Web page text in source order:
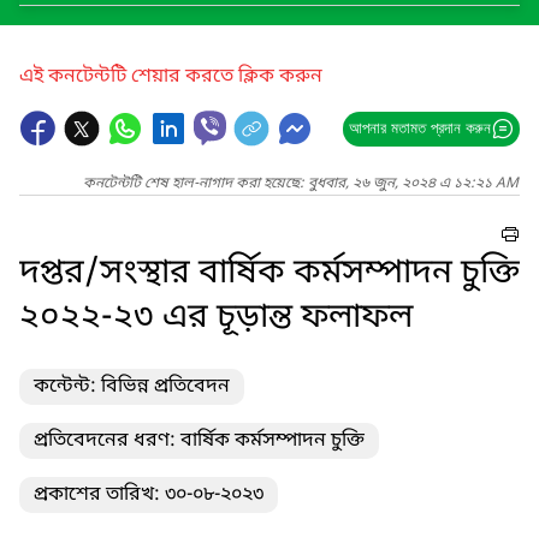
এই কনটেন্টটি শেয়ার করতে ক্লিক করুন
আপনার মতামত প্রদান করুন
কনটেন্টটি শেষ হাল-নাগাদ করা হয়েছে: বুধবার, ২৬ জুন, ২০২৪ এ ১২:২১ AM
দপ্তর/সংস্থার বার্ষিক কর্মসম্পাদন চুক্তি
২০২২-২৩ এর চূড়ান্ত ফলাফল
কন্টেন্ট: বিভিন্ন প্রতিবেদন
প্রতিবেদনের ধরণ: বার্ষিক কর্মসম্পাদন চুক্তি
প্রকাশের তারিখ: ৩০-০৮-২০২৩